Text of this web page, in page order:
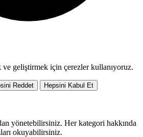
geliştirmek için çerezler kullanıyoruz.
Reddet Hepsini Kabul Et
yönetebilirsiniz. Her kategori hakkında
okuyabilirsiniz.